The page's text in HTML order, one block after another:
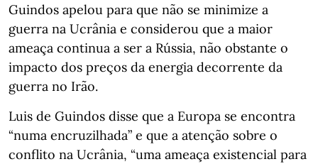
Guindos apelou para que não se minimize a
guerra na Ucrânia e considerou que a maior
ameaça continua a ser a Rússia, não obstante o
impacto dos preços da energia decorrente da
guerra no Irão.
Luis de Guindos disse que a Europa se encontra
“numa encruzilhada” e que a atenção sobre o
conflito na Ucrânia, “uma ameaça existencial para